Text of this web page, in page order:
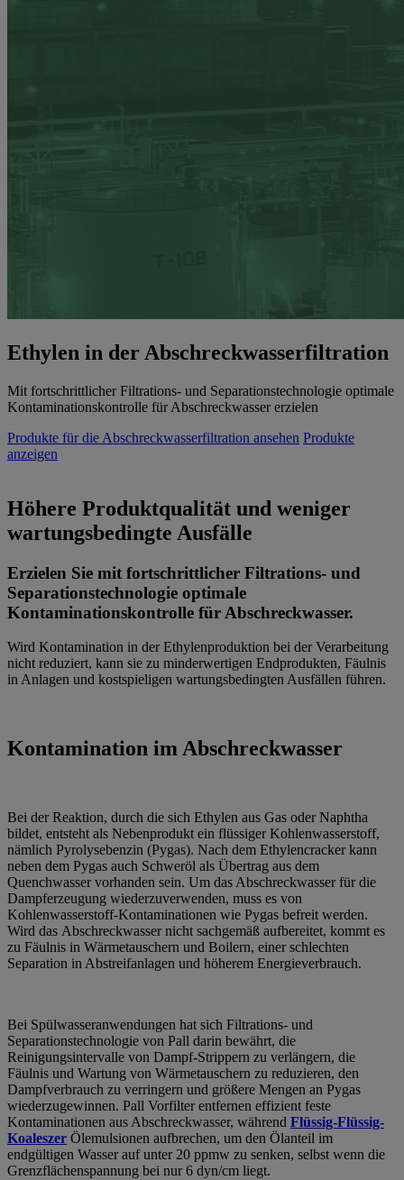
Ethylen in der Abschreckwasserfiltration
Mit fortschrittlicher Filtrations- und Separationstechnologie optimale
Kontaminationskontrolle für Abschreckwasser erzielen
Produkte für die Abschreckwasserfiltration ansehen Produkte
anzeigen
Höhere Produktqualität und weniger
wartungsbedingte Ausfälle
Erzielen Sie mit fortschrittlicher Filtrations- und
Separationstechnologie optimale
Kontaminationskontrolle für Abschreckwasser.
Wird Kontamination in der Ethylenproduktion bei der Verarbeitung
nicht reduziert, kann sie zu minderwertigen Endprodukten, Fäulnis
in Anlagen und kostspieligen wartungsbedingten Ausfällen führen.
Kontamination im Abschreckwasser
Bei der Reaktion, durch die sich Ethylen aus Gas oder Naphtha
bildet, entsteht als Nebenprodukt ein flüssiger Kohlenwasserstoff,
nämlich Pyrolysebenzin (Pygas). Nach dem Ethylencracker kann
neben dem Pygas auch Schweröl als Übertrag aus dem
Quenchwasser vorhanden sein. Um das Abschreckwasser für die
Dampferzeugung wiederzuverwenden, muss es von
Kohlenwasserstoff-Kontaminationen wie Pygas befreit werden.
Wird das Abschreckwasser nicht sachgemäß aufbereitet, kommt es
zu Fäulnis in Wärmetauschern und Boilern, einer schlechten
Separation in Abstreifanlagen und höherem Energieverbrauch.
Bei Spülwasseranwendungen hat sich Filtrations- und
Separationstechnologie von Pall darin bewährt, die
Reinigungsintervalle von Dampf-Strippern zu verlängern, die
Fäulnis und Wartung von Wärmetauschern zu reduzieren, den
Dampfverbrauch zu verringern und größere Mengen an Pygas
wiederzugewinnen. Pall Vorfilter entfernen effizient feste
Kontaminationen aus Abschreckwasser, während Flüssig-Flüssig-
Koaleszer Ölemulsionen aufbrechen, um den Ölanteil im
endgültigen Wasser auf unter 20 ppmw zu senken, selbst wenn die
Grenzflächenspannung bei nur 6 dyn/cm liegt.